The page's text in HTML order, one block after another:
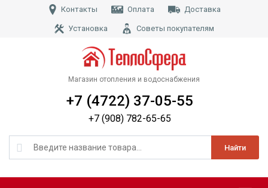
Контакты Оплата Доставка
Установка Советы покупателям
Магазин отопления и водоснабжения
Найти
+7 (4722) 37-05-55
+7 (908) 782-65-65